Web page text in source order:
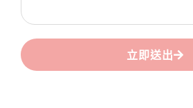
立即送出